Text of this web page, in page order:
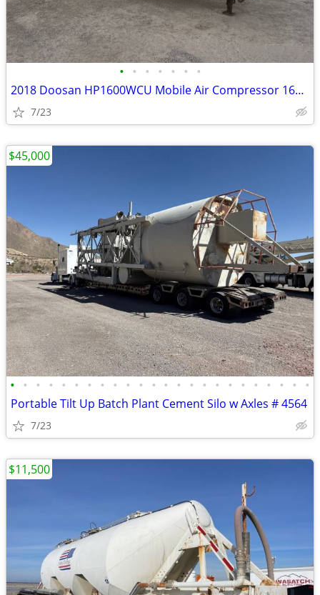
• • • • • • •
2018 Doosan HP1600WCU Mobile Air Compressor 1600 CFM 150 PSI # 4665
7/23
• • • • • • • • • • • • • • • • • • • • • • • •
Portable Tilt Up Batch Plant Cement Silo w Axles # 4564
7/23
$45,000
$11,500